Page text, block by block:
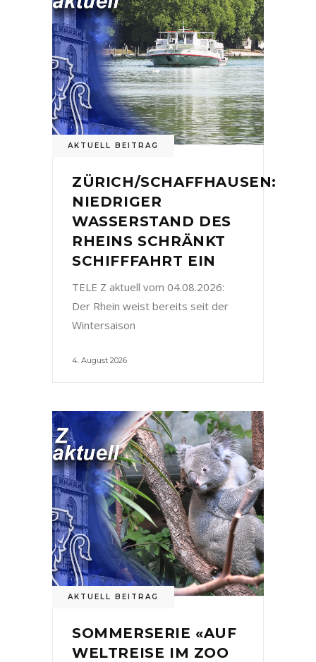
AKTUELL BEITRAG
ZÜRICH/SCHAFFHAUSEN:
NIEDRIGER
WASSERSTAND DES
RHEINS SCHRÄNKT
SCHIFFFAHRT EIN
TELE Z aktuell vom 04.08.2026:
Der Rhein weist bereits seit der
Wintersaison
4. August 2026
AKTUELL BEITRAG
SOMMERSERIE «AUF
WELTREISE IM ZOO